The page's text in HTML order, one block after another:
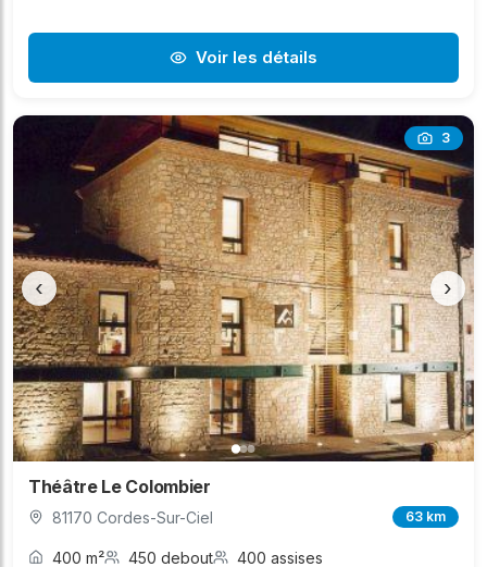
Voir les détails
3
‹ ›
Théâtre Le Colombier
81170 Cordes-Sur-Ciel 63 km
400 m² 450 debout 400 assises